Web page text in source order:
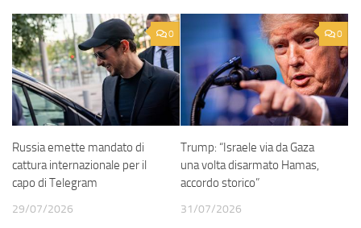
0
Russia emette mandato di
cattura internazionale per il
capo di Telegram
29/07/2026
0
Trump: “Israele via da Gaza
una volta disarmato Hamas,
accordo storico”
31/07/2026